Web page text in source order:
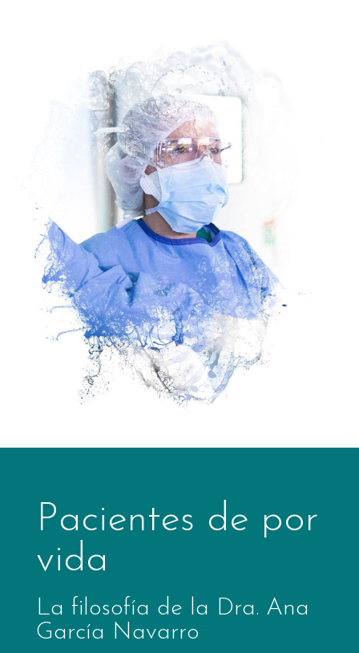
Pacientes de por
vida
La filosofía de la Dra. Ana
García Navarro